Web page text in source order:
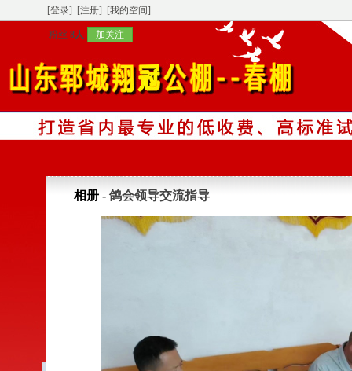
[登录] [注册] [我的空间]
粉丝 8人 加关注
相册 - 鸽会领导交流指导